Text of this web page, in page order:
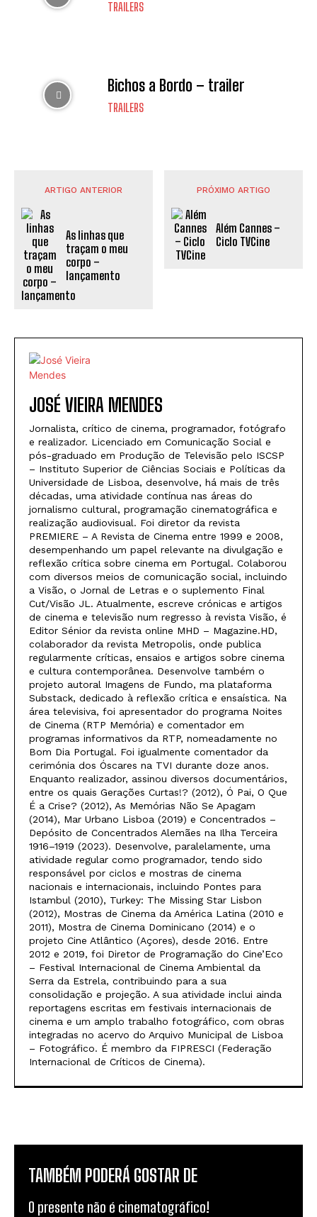
TRAILERS
Bichos a Bordo – trailer
TRAILERS
ARTIGO ANTERIOR
As linhas que
traçam o meu
corpo –
lançamento
PRÓXIMO ARTIGO
Além Cannes –
Ciclo TVCine
JOSÉ VIEIRA MENDES
Jornalista, crítico de cinema, programador, fotógrafo
e realizador. Licenciado em Comunicação Social e
pós-graduado em Produção de Televisão pelo ISCSP
– Instituto Superior de Ciências Sociais e Políticas da
Universidade de Lisboa, desenvolve, há mais de três
décadas, uma atividade contínua nas áreas do
jornalismo cultural, programação cinematográfica e
realização audiovisual. Foi diretor da revista
PREMIERE – A Revista de Cinema entre 1999 e 2008,
desempenhando um papel relevante na divulgação e
reflexão crítica sobre cinema em Portugal. Colaborou
com diversos meios de comunicação social, incluindo
a Visão, o Jornal de Letras e o suplemento Final
Cut/Visão JL. Atualmente, escreve crónicas e artigos
de cinema e televisão num regresso à revista Visão, é
Editor Sénior da revista online MHD – Magazine.HD,
colaborador da revista Metropolis, onde publica
regularmente críticas, ensaios e artigos sobre cinema
e cultura contemporânea. Desenvolve também o
projeto autoral Imagens de Fundo, ma plataforma
Substack, dedicado à reflexão crítica e ensaística. Na
área televisiva, foi apresentador do programa Noites
de Cinema (RTP Memória) e comentador em
programas informativos da RTP, nomeadamente no
Bom Dia Portugal. Foi igualmente comentador da
cerimónia dos Óscares na TVI durante doze anos.
Enquanto realizador, assinou diversos documentários,
entre os quais Gerações Curtas!? (2012), Ó Pai, O Que
É a Crise? (2012), As Memórias Não Se Apagam
(2014), Mar Urbano Lisboa (2019) e Concentrados –
Depósito de Concentrados Alemães na Ilha Terceira
1916–1919 (2023). Desenvolve, paralelamente, uma
atividade regular como programador, tendo sido
responsável por ciclos e mostras de cinema
nacionais e internacionais, incluindo Pontes para
Istambul (2010), Turkey: The Missing Star Lisbon
(2012), Mostras de Cinema da América Latina (2010 e
2011), Mostra de Cinema Dominicano (2014) e o
projeto Cine Atlântico (Açores), desde 2016. Entre
2012 e 2019, foi Diretor de Programação do Cine’Eco
– Festival Internacional de Cinema Ambiental da
Serra da Estrela, contribuindo para a sua
consolidação e projeção. A sua atividade inclui ainda
reportagens escritas em festivais internacionais de
cinema e um amplo trabalho fotográfico, com obras
integradas no acervo do Arquivo Municipal de Lisboa
– Fotográfico. É membro da FIPRESCI (Federação
Internacional de Críticos de Cinema).
TAMBÉM PODERÁ GOSTAR DE
O presente não é cinematográfico!